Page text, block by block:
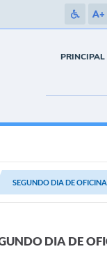
A+
PRINCIPAL
SEGUNDO DIA DE
DIA DE